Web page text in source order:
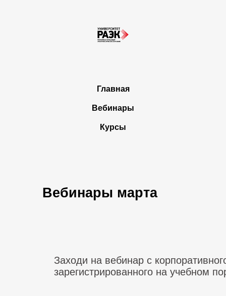
Главная
Вебинары
Курсы
Заходи на вебинар с
зарегистрированного на учебном
Вебинары марта